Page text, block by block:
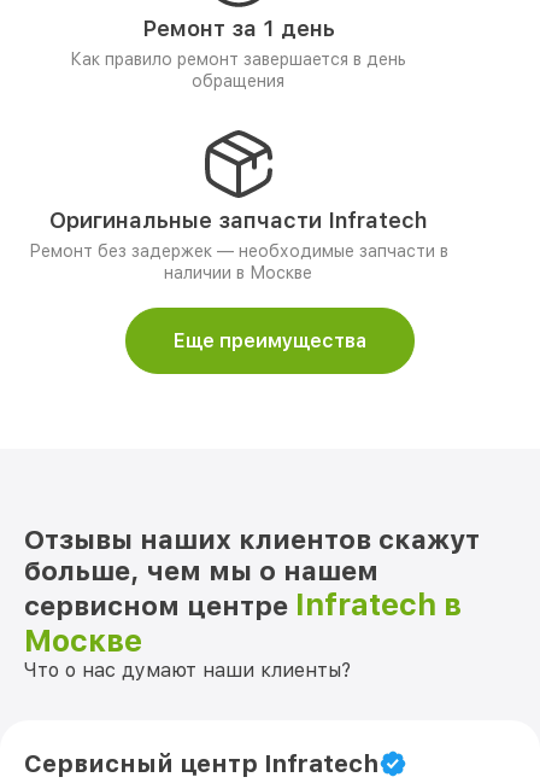
Ремонт за 1 день
Как правило ремонт завершается в день
обращения
Оригинальные запчасти Infratech
Ремонт без задержек — необходимые запчасти в
наличии в Москве
Еще преимущества
Отзывы наших клиентов скажут
больше, чем мы о нашем
сервисном центре Infratech в
Москве
Что о нас думают наши клиенты?
Сервисный центр Infratech